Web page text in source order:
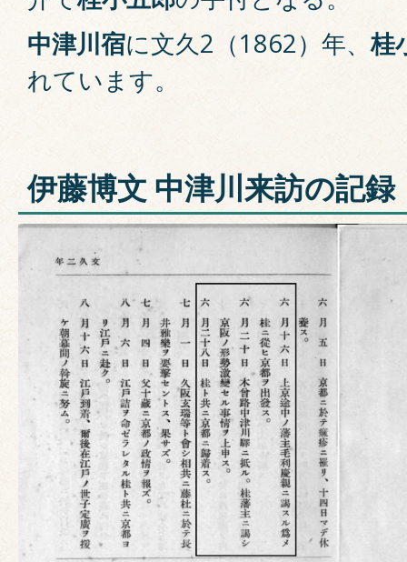
中津川宿に文久2（1862）年、桂
れています。
伊藤博文 中津川来訪の記録